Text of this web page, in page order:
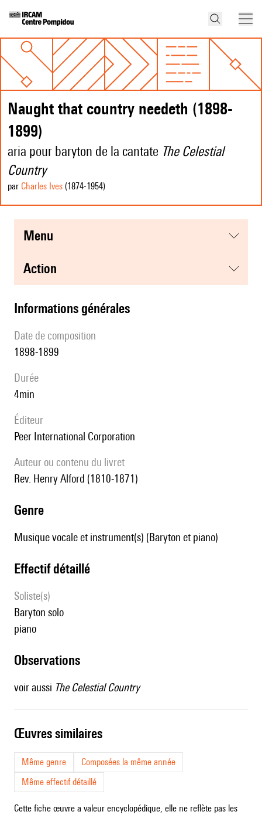
Naught that country needeth (1898-
1899)
aria pour baryton de la cantate The Celestial
Country
par Charles Ives (1874-1954)
menu
action
informations générales
date de composition
1898-1899
durée
4min
éditeur
Peer International Corporation
Auteur ou contenu du livret
Rev. Henry Alford (1810-1871)
genre
Musique vocale et instrument(s) (Baryton et piano)
effectif détaillé
Soliste(s)
baryton solo
piano
observations
voir aussi The Celestial Country
œuvres similaires
Même genre
Composées la même année
Même effectif détaillé
Cette fiche œuvre a valeur encyclopédique, elle ne reflète pas les